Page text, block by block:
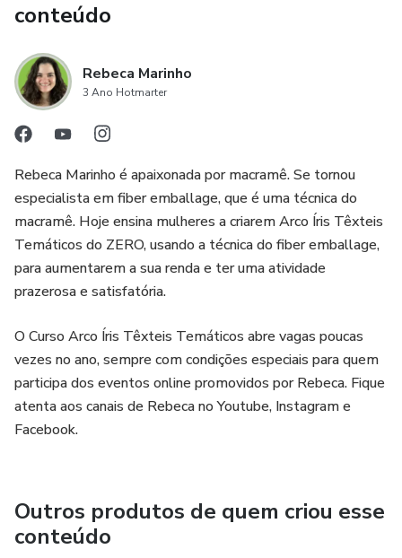
conteúdo
Rebeca Marinho
3 Ano Hotmarter
Rebeca Marinho é apaixonada por macramê. Se tornou
especialista em fiber emballage, que é uma técnica do
macramê. Hoje ensina mulheres a criarem Arco Íris Têxteis
Temáticos do ZERO, usando a técnica do fiber emballage,
para aumentarem a sua renda e ter uma atividade
prazerosa e satisfatória.
O Curso Arco Íris Têxteis Temáticos abre vagas poucas
vezes no ano, sempre com condições especiais para quem
participa dos eventos online promovidos por Rebeca. Fique
atenta aos canais de Rebeca no Youtube, Instagram e
Facebook.
Outros produtos de quem criou esse
conteúdo